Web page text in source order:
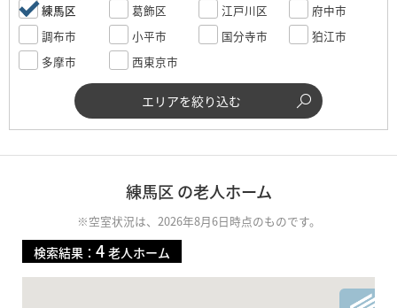
練馬区
葛飾区 江戸川区
府中市
調布市
小平市 国分寺市
狛江市
多摩市
西東京市
エリアを絞り込む
練馬区 の老人ホーム
※空室状況は、2026年8月6日時点のものです。
検索結果： 4 老人ホーム